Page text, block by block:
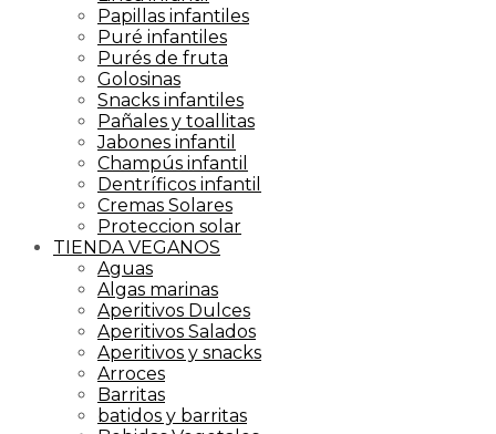
Papillas infantiles
Puré infantiles
Purés de fruta
Golosinas
Snacks infantiles
Pañales y toallitas
Jabones infantil
Champús infantil
Dentríficos infantil
Cremas Solares
Proteccion solar
TIENDA VEGANOS
Aguas
Algas marinas
Aperitivos Dulces
Aperitivos Salados
Aperitivos y snacks
Arroces
Barritas
batidos y barritas